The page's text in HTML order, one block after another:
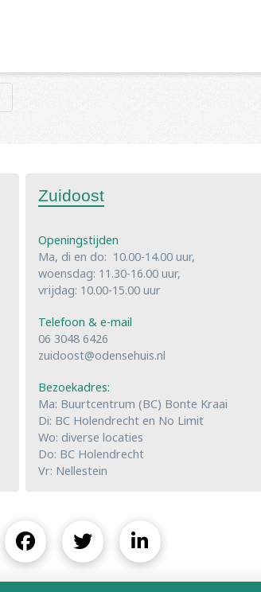
Zuidoost
Openingstijden
Ma, di en do: 10.00-14.00 uur,
woensdag: 11.30-16.00 uur,
vrijdag: 10.00-15.00 uur
Telefoon & e-mail
06 3048 6426
zuidoost@odensehuis.nl
Bezoekadres:
Ma: Buurtcentrum (BC) Bonte Kraai
Di: BC Holendrecht en No Limit
Wo: diverse locaties
Do: BC Holendrecht
Vr: Nellestein